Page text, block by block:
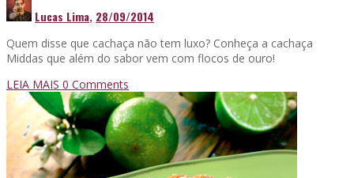
Lucas Lima, 28/09/2014
Quem disse que cachaça não tem luxo? Conheça a cachaça
Middas que além do sabor vem com flocos de ouro!
LEIA MAIS 0 Comments